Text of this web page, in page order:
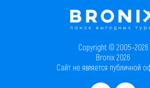
Copyright © 2005–2026
Bronix 2026
Сайт не является публичной